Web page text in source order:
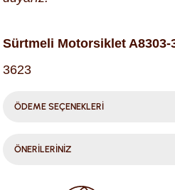
Sürtmeli Motorsiklet A8303-
3623
ÖDEME SEÇENEKLERİ
ÖNERİLERİNİZ